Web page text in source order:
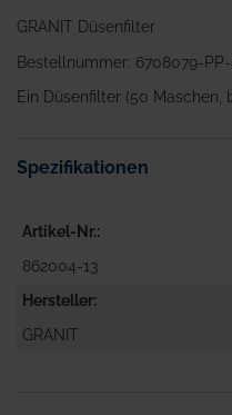
GRANIT Düsenfilter
Bestellnummer: 6708079-
Ein Düsenfilter (50 Maschen,
Spezifikationen
Artikel-Nr.
862004-13
Hersteller
GRANIT